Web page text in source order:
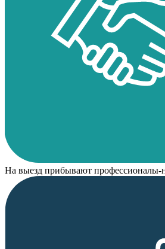
На выезд прибывают профессионалы-